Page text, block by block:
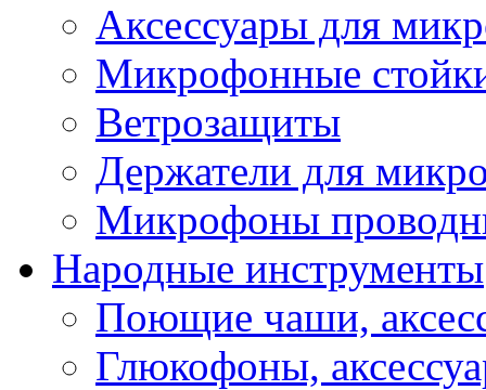
Аксессуары для
Микрофонные
Ветрозащиты
Держатели для
Микрофоны
Народные инструменты
Поющие чаши,
Глюкофоны,